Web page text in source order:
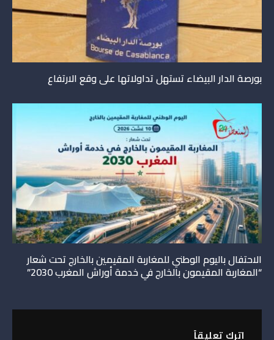
بورصة الدار البيضاء تستهل تداولاتها على وقع الارتفاع
الاحتفال باليوم الوطني للمغاربة المقيمين بالخارج تحت شعار
“المغاربة المقيمون بالخارج في خدمة أوراش المغرب 2030”
اترك تعليقاً